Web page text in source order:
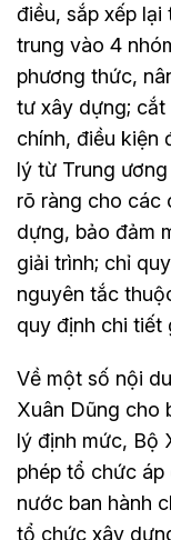
điều, sắp xếp
trung vào 4
phương thức,
tư xây dựng; cắt
chính, điều kiện
lý từ Trung
rõ ràng cho các
dựng, bảo đảm
giải trình; chỉ
nguyên tắc
quy định chi tiết
Về một số nội
Xuân Dũng cho
lý định mức, Bộ
phép tổ chức
nước ban hành
tổ chức xây